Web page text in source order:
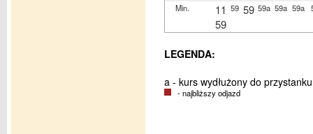
Min.
11
59
59 59 59a 59a 59a
LEGENDA:
a - kurs wydłużony do
- najbliższy odjazd